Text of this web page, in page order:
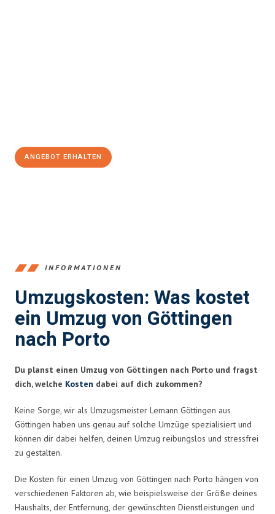
ANGEBOT ERHALTEN
INFORMATIONEN
Umzugskosten: Was kostet
ein Umzug von Göttingen
nach Porto
Du planst einen Umzug von Göttingen nach Porto und fragst
dich, welche Kosten dabei auf dich zukommen?
Keine Sorge, wir als Umzugsmeister Lemann Göttingen aus
Göttingen haben uns genau auf solche Umzüge spezialisiert und
können dir dabei helfen, deinen Umzug reibungslos und stressfrei
zu gestalten.
Die Kosten für einen Umzug von Göttingen nach Porto hängen von
verschiedenen Faktoren ab, wie beispielsweise der Größe deines
Haushalts, der Entfernung, der gewünschten Dienstleistungen und